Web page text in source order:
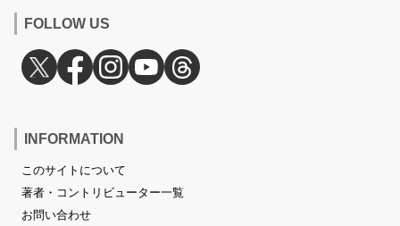
FOLLOW US
INFORMATION
このサイトについて
著者・コントリビューター一覧
お問い合わせ